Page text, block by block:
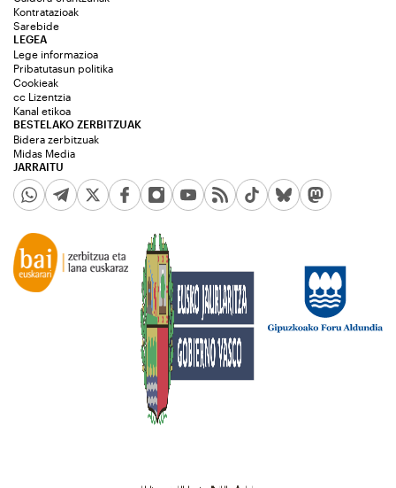
Kontratazioak
Sarebide
JARRAITU
LEGEA
Lege informazioa
Pribatutasun politika
Cookieak
cc Lizentzia
Kanal etikoa
BESTELAKO ZERBITZUAK
Bidera zerbitzuak
Midas Media